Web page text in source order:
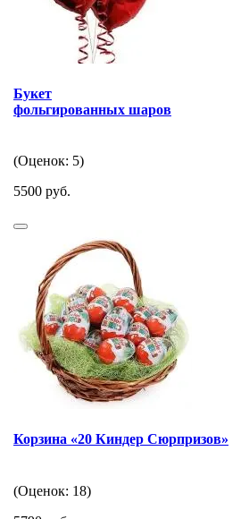
Букет
фольгированных шаров
(Оценок: 5)
5500 руб.
Корзина «20 Киндер Сюрпризов»
(Оценок: 18)